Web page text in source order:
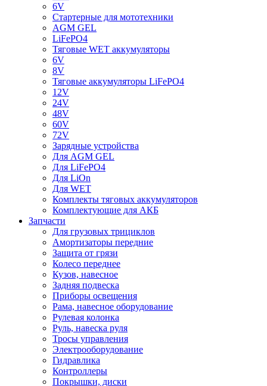
6V
Стартерные для мототехники
AGM GEL
LiFePO4
Тяговые WET аккумуляторы
6V
8V
Тяговые аккумуляторы LiFePO4
12V
24V
48V
60V
72V
Зарядные устройства
Для AGM GEL
Для LiFePO4
Для LiOn
Для WET
Комплекты тяговых аккумуляторов
Комплектующие для АКБ
Запчасти
Для грузовых трициклов
Амортизаторы передние
Защита от грязи
Колесо переднее
Кузов, навесное
Задняя подвеска
Приборы освещения
Рама, навесное оборудование
Рулевая колонка
Руль, навеска руля
Тросы управления
Электрооборудование
Гидравлика
Контроллеры
Покрышки, диски